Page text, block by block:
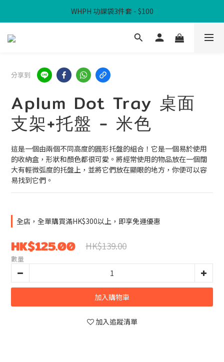
滿$300免本地運費
WHPH 功課袋3件套 - $100
滿$300免本地運費
分享到
Aplum Dot Tray 桌面
支架+托盤 - 米色
這是一個由兩個不同高度的圓形托盤的組合！它是一個易於使用
的收納盒，形狀和顏色都很可愛。將經常使用的物品放在一個闊
大有輕微弧度的托盤上，並將它們放在顯眼的地方，你便可以容
易找到它們。
全店，全單購買滿HK$300以上，即享免運優惠
HK$125.00 HK$139.00
數量
加入購物車
加入追蹤清單